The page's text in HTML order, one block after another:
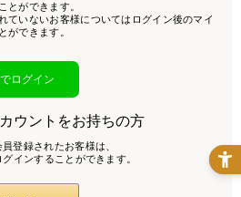
とができます。
ていないお客様についてはログイン後のマイ
ができます。
ログイン
ウントをお持ちの方
登録されたお客様は、
インすることができます。